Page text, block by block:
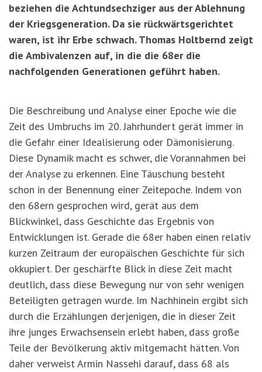
beziehen die Achtundsechziger aus der Ablehnung
der Kriegsgeneration. Da sie rückwärtsgerichtet
waren, ist ihr Erbe schwach. Thomas Holtbernd zeigt
die Ambivalenzen auf, in die die 68er die
nachfolgenden Generationen geführt haben.
Die Beschreibung und Analyse einer Epoche wie die
Zeit des Umbruchs im 20. Jahrhundert gerät immer in
die Gefahr einer Idealisierung oder Dämonisierung.
Diese Dynamik macht es schwer, die Vorannahmen bei
der Analyse zu erkennen. Eine Täuschung besteht
schon in der Benennung einer Zeitepoche. Indem von
den 68ern gesprochen wird, gerät aus dem
Blickwinkel, dass Geschichte das Ergebnis von
Entwicklungen ist. Gerade die 68er haben einen relativ
kurzen Zeitraum der europäischen Geschichte für sich
okkupiert. Der geschärfte Blick in diese Zeit macht
deutlich, dass diese Bewegung nur von sehr wenigen
Beteiligten getragen wurde. Im Nachhinein ergibt sich
durch die Erzählungen derjenigen, die in dieser Zeit
ihre junges Erwachsensein erlebt haben, dass große
Teile der Bevölkerung aktiv mitgemacht hätten. Von
daher verweist Armin Nassehi darauf, dass 68 als